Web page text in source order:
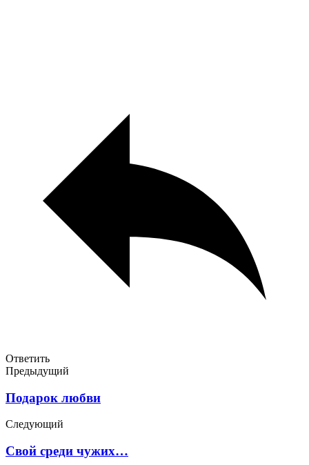
Ответить
Предыдущий
Подарок любви
Следующий
Свой среди чужих…